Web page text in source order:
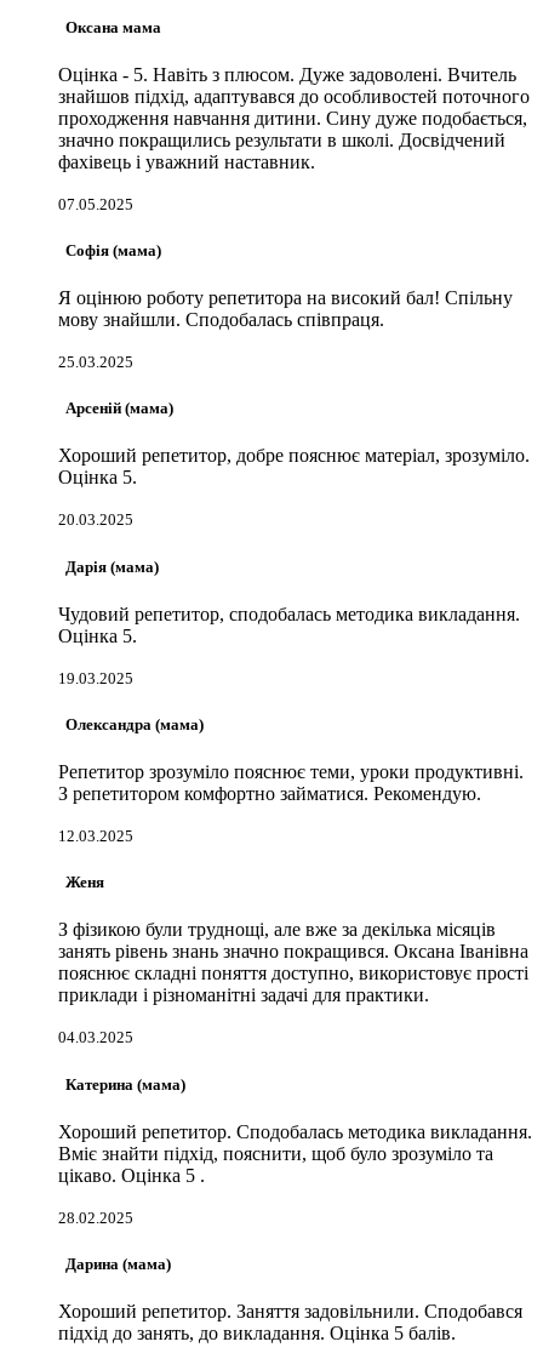
Оксана мама
Оцінка - 5. Навіть з плюсом. Дуже задоволені. Вчитель
знайшов підхід, адаптувався до особливостей поточного
проходження навчання дитини. Сину дуже подобається,
значно покращились результати в школі. Досвідчений
фахівець і уважний наставник.
07.05.2025
Софія (мама)
Я оцінюю роботу репетитора на високий бал! Спільну
мову знайшли. Сподобалась співпраця.
25.03.2025
Арсеній (мама)
Хороший репетитор, добре пояснює матеріал, зрозуміло.
Оцінка 5.
20.03.2025
Дарія (мама)
Чудовий репетитор, сподобалась методика викладання.
Оцінка 5.
19.03.2025
Олександра (мама)
Репетитор зрозуміло пояснює теми, уроки продуктивні.
З репетитором комфортно займатися. Рекомендую.
12.03.2025
Женя
З фізикою були труднощі, але вже за декілька місяців
занять рівень знань значно покращився. Оксана Іванівна
пояснює складні поняття доступно, використовує прості
приклади і різноманітні задачі для практики.
04.03.2025
Катерина (мама)
Хороший репетитор. Сподобалась методика викладання.
Вміє знайти підхід, пояснити, щоб було зрозуміло та
цікаво. Оцінка 5 .
28.02.2025
Дарина (мама)
Хороший репетитор. Заняття задовільнили. Сподобався
підхід до занять, до викладання. Оцінка 5 балів.